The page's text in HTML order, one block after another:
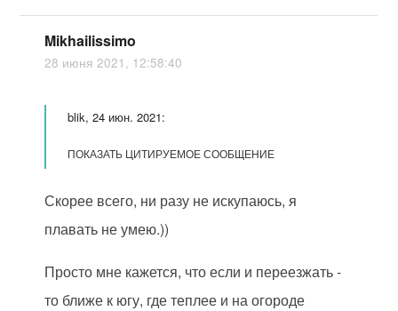
Mikhailissimo
28 июня 2021, 12:58:40
blik, 24 июн. 2021:
ПОКАЗАТЬ ЦИТИРУЕМОЕ СООБЩЕНИЕ
Скорее всего, ни разу не искупаюсь, я
плавать не умею.))
Просто мне кажется, что если и переезжать -
то ближе к югу, где теплее и на огороде